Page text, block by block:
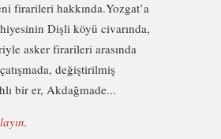
firarileri hakkında.Yozgat’a
Dişli köyü civarında,
asker firarileri arasında
değiştirilmiş
bir er, Akdağmade...
.